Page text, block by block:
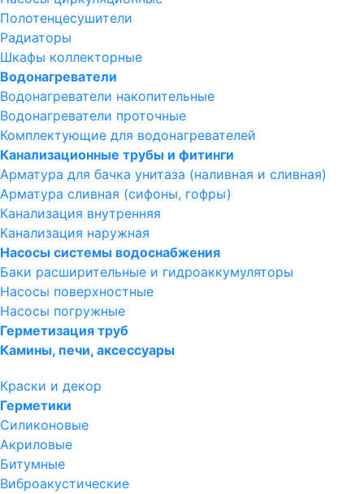
Полотенцесушители
Радиаторы
Шкафы коллекторные
Водонагреватели
Водонагреватели накопительные
Водонагреватели проточные
Комплектующие для водонагревателей
Канализационные трубы и фитинги
Арматура для бачка унитаза (наливная и сливная)
Арматура сливная (сифоны, гофры)
Канализация внутренняя
Канализация наружная
Насосы системы водоснабжения
Баки расширительные и гидроаккумуляторы
Насосы поверхностные
Насосы погружные
Герметизация труб
Камины, печи, аксессуары
Краски и декор
Герметики
Силиконовые
Акриловые
Битумные
Виброакустические